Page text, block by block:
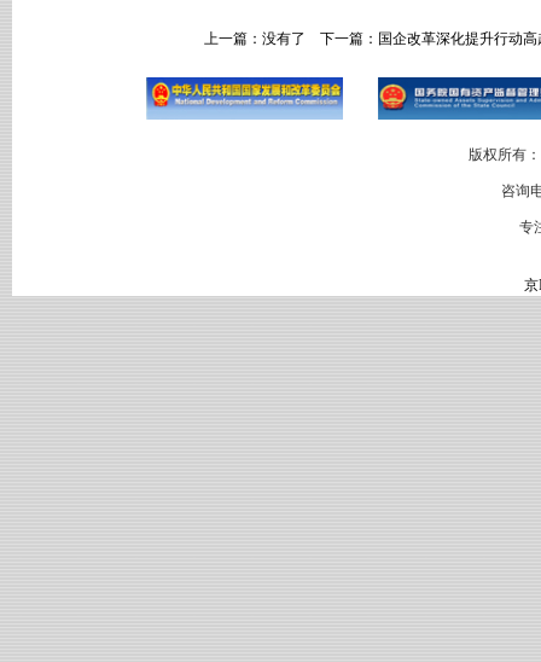
上一篇：没有了 下一篇： 国企改革深化提升行动
版权所有
咨询
专
京